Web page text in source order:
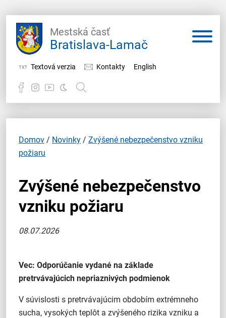
Mestská časť
Bratislava-Lamač
Textová verzia Kontakty English
Samospráva
Miestny úrad
O Lamači
Domov / Novinky / Zvýšené nebezpečenstvo vzniku
požiaru
Zvýšené nebezpečenstvo
vzniku požiaru
08.07.2026
Vec: Odporúčanie vydané na základe
pretrvávajúcich nepriaznivých podmienok
V súvislosti s pretrvávajúcim obdobím extrémneho
sucha, vysokých teplôt a zvýšeného rizika vzniku a